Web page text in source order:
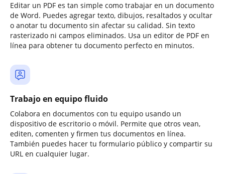
Editar un PDF es tan simple como trabajar en un documento
de Word. Puedes agregar texto, dibujos, resaltados y ocultar
o anotar tu documento sin afectar su calidad. Sin texto
rasterizado ni campos eliminados. Usa un editor de PDF en
línea para obtener tu documento perfecto en minutos.
Trabajo en equipo fluido
Colabora en documentos con tu equipo usando un
dispositivo de escritorio o móvil. Permite que otros vean,
editen, comenten y firmen tus documentos en línea.
También puedes hacer tu formulario público y compartir su
URL en cualquier lugar.